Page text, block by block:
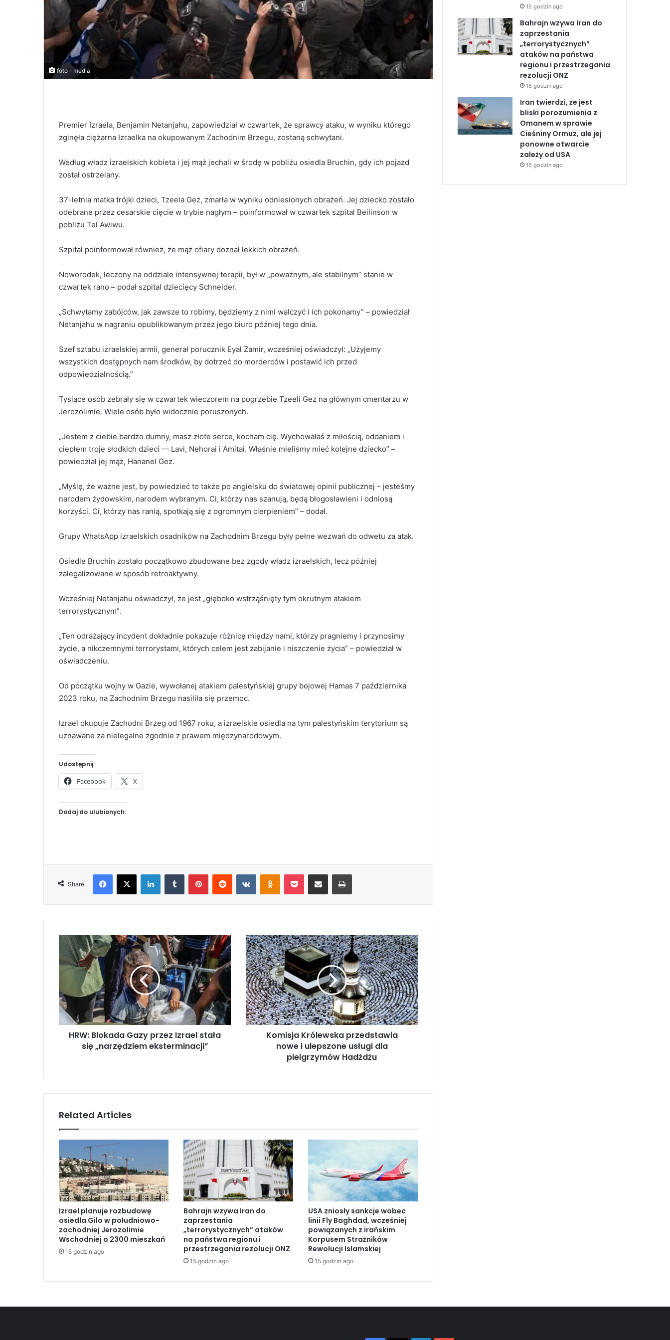
foto - media
Premier Izraela, Benjamin Netanjahu, zapowiedział w czwartek, że sprawcy ataku, w wyniku którego
zginęła ciężarna Izraelka na okupowanym Zachodnim Brzegu, zostaną schwytani.
Według władz izraelskich kobieta i jej mąż jechali w środę w pobliżu osiedla Bruchin, gdy ich pojazd
został ostrzelany.
37-letnia matka trójki dzieci, Tzeela Gez, zmarła w wyniku odniesionych obrażeń. Jej dziecko zostało
odebrane przez cesarskie cięcie w trybie nagłym – poinformował w czwartek szpital Beilinson w
pobliżu Tel Awiwu.
Szpital poinformował również, że mąż ofiary doznał lekkich obrażeń.
Noworodek, leczony na oddziale intensywnej terapii, był w „poważnym, ale stabilnym” stanie w
czwartek rano – podał szpital dziecięcy Schneider.
„Schwytamy zabójców, jak zawsze to robimy, będziemy z nimi walczyć i ich pokonamy” – powiedział
Netanjahu w nagraniu opublikowanym przez jego biuro później tego dnia.
Szef sztabu izraelskiej armii, generał porucznik Eyal Zamir, wcześniej oświadczył: „Użyjemy
wszystkich dostępnych nam środków, by dotrzeć do morderców i postawić ich przed
odpowiedzialnością.”
Tysiące osób zebrały się w czwartek wieczorem na pogrzebie Tzeeli Gez na głównym cmentarzu w
Jerozolimie. Wiele osób było widocznie poruszonych.
„Jestem z ciebie bardzo dumny, masz złote serce, kocham cię. Wychowałaś z miłością, oddaniem i
ciepłem troje słodkich dzieci — Lavi, Nehorai i Amitai. Właśnie mieliśmy mieć kolejne dziecko” –
powiedział jej mąż, Hananel Gez.
„Myślę, że ważne jest, by powiedzieć to także po angielsku do światowej opinii publicznej – jesteśmy
narodem żydowskim, narodem wybranym. Ci, którzy nas szanują, będą błogosławieni i odniosą
korzyści. Ci, którzy nas ranią, spotkają się z ogromnym cierpieniem” – dodał.
Grupy WhatsApp izraelskich osadników na Zachodnim Brzegu były pełne wezwań do odwetu za atak.
Osiedle Bruchin zostało początkowo zbudowane bez zgody władz izraelskich, lecz później
zalegalizowane w sposób retroaktywny.
Wcześniej Netanjahu oświadczył, że jest „głęboko wstrząśnięty tym okrutnym atakiem
terrorystycznym”.
„Ten odrażający incydent dokładnie pokazuje różnicę między nami, którzy pragniemy i przynosimy
życie, a nikczemnymi terrorystami, których celem jest zabijanie i niszczenie życia” – powiedział w
oświadczeniu.
Od początku wojny w Gazie, wywołanej atakiem palestyńskiej grupy bojowej Hamas 7 października
2023 roku, na Zachodnim Brzegu nasiliła się przemoc.
Izrael okupuje Zachodni Brzeg od 1967 roku, a izraelskie osiedla na tym palestyńskim terytorium są
uznawane za nielegalne zgodnie z prawem międzynarodowym.
Udostępnij:
Facebook X
Dodaj do ulubionych:
Share
H
R
W
l
o
k
a
z
z
e
z
z
r
a
e
l
s
t
a
ł
a
n
HRW: Blokada Gazy przez Izrael stała
się „narzędziem eksterminacji”
K
o
m
i
s
j
a
K
r
s
z
e
d
s
t
a
w
i
a
o
w
p
Komisja Królewska przedstawia
nowe i ulepszone usługi dla
pielgrzymów Hadżdżu
Related Articles
Izrael planuje rozbudowę
osiedla Gilo w południowo-
zachodniej Jerozolimie
Wschodniej o 2300 mieszkań
15 godzin ago
Bahrajn wzywa Iran do
zaprzestania
„terrorystycznych” ataków
na państwa regionu i
przestrzegania rezolucji ONZ
15 godzin ago
USA zniosły sankcje wobec
linii Fly Baghdad, wcześniej
powiązanych z irańskim
Korpusem Strażników
Rewolucji Islamskiej
15 godzin ago
15 godzin ago
Bahrajn wzywa Iran do
zaprzestania
„terrorystycznych”
ataków na państwa
regionu i przestrzegania
rezolucji ONZ
15 godzin ago
Iran twierdzi, że jest
bliski porozumienia z
Omanem w sprawie
Cieśniny Ormuz, ale jej
ponowne otwarcie
zależy od USA
15 godzin ago